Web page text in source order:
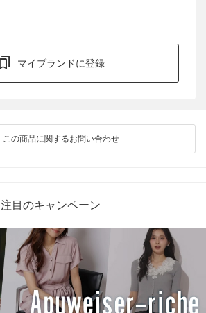
マイブランドに登録
この商品に関するお問い合わせ
注目のキャンペーン